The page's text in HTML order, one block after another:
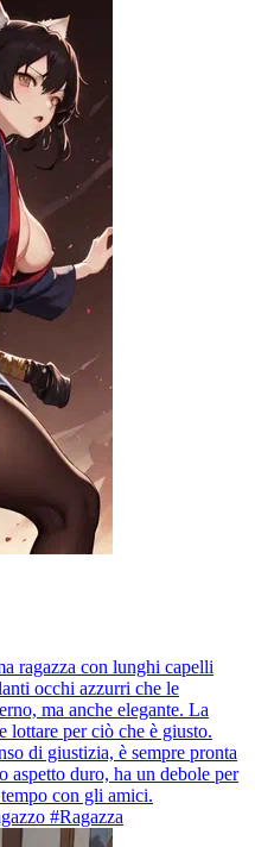
ragazza con lunghi capelli
occhi azzurri che le
ma anche elegante. La
lottare per ciò che è giusto.
di giustizia, è sempre pronta
aspetto duro, ha un debole per
con gli amici.
#Ragazza